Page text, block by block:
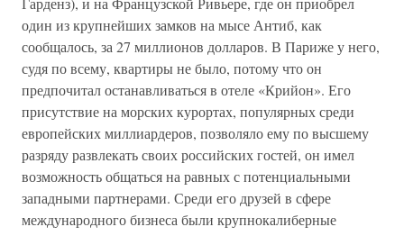
один из крупнейших замков на мысе Антиб, как
сообщалось, за 27 миллионов долларов. В Париже у него,
судя по всему, квартиры не было, потому что он
предпочитал останавливаться в отеле «Крийон». Его
присутствие на морских курортах, популярных среди
европейских миллиардеров, позволяло ему по высшему
разряду развлекать своих российских гостей, он имел
возможность общаться на равных с потенциальными
западными партнерами. Среди его друзей в сфере
международного бизнеса были крупнокалиберные